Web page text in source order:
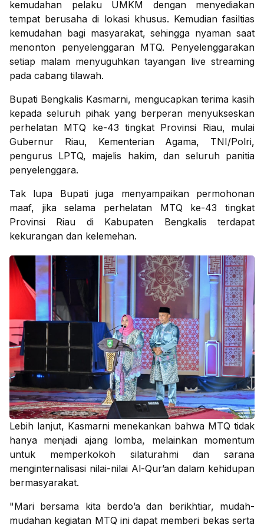
kemudahan pelaku UMKM dengan menyediakan
tempat berusaha di lokasi khusus. Kemudian fasiltias
kemudahan bagi masyarakat, sehingga nyaman saat
menonton penyelenggaran MTQ. Penyelenggarakan
setiap malam menyuguhkan tayangan live streaming
pada cabang tilawah.
Bupati Bengkalis Kasmarni, mengucapkan terima kasih
kepada seluruh pihak yang berperan menyukseskan
perhelatan MTQ ke-43 tingkat Provinsi Riau, mulai
Gubernur Riau, Kementerian Agama, TNI/Polri,
pengurus LPTQ, majelis hakim, dan seluruh panitia
penyelenggara.
Tak lupa Bupati juga menyampaikan permohonan
maaf, jika selama perhelatan MTQ ke-43 tingkat
Provinsi Riau di Kabupaten Bengkalis terdapat
kekurangan dan kelemehan.
Lebih lanjut, Kasmarni menekankan bahwa MTQ tidak
hanya menjadi ajang lomba, melainkan momentum
untuk memperkokoh silaturahmi dan sarana
menginternalisasi nilai-nilai Al-Qur’an dalam kehidupan
bermasyarakat.
"Mari bersama kita berdo’a dan berikhtiar, mudah-
mudahan kegiatan MTQ ini dapat memberi bekas serta